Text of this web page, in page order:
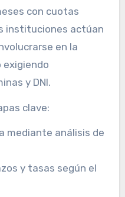
con cuotas
instituciones actúan
en la
exigiendo
y DNI.
clave:
mediante análisis de
y tasas según el